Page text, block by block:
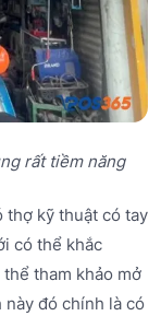
rất tiềm năng
thợ kỹ thuật có tay
có thể khắc
tham khảo mở
này đó chính là có